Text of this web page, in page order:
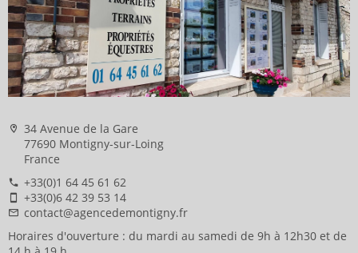
34 Avenue de la Gare
77690 Montigny-sur-Loing
France
+33(0)1 64 45 61 62
+33(0)6 42 39 53 14
contact@agencedemontigny.fr
Horaires d'ouverture : du mardi au samedi de 9h à 12h30 et de